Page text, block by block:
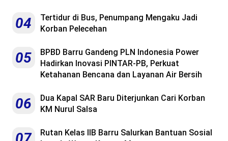
04
Tertidur di Bus, Penumpang Mengaku Jadi
Korban Pelecehan
05
BPBD Barru Gandeng PLN Indonesia Power
Hadirkan Inovasi PINTAR-PB, Perkuat
Ketahanan Bencana dan Layanan Air Bersih
06
Dua Kapal SAR Baru Diterjunkan Cari Korban
KM Nurul Salsa
Rutan Kelas IIB Barru Salurkan Bantuan Sosial